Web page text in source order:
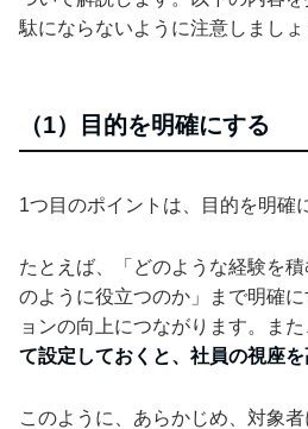
駄にならないように注意しましょ
（1）目的を明確にする
1つ目のポイントは、目的を明確
たとえば、「どのような経験を
のように役立つのか」まで明確
ョンの向上につながります。また
て設定しておくと、社員の視座
このように、あらかじめ、対象